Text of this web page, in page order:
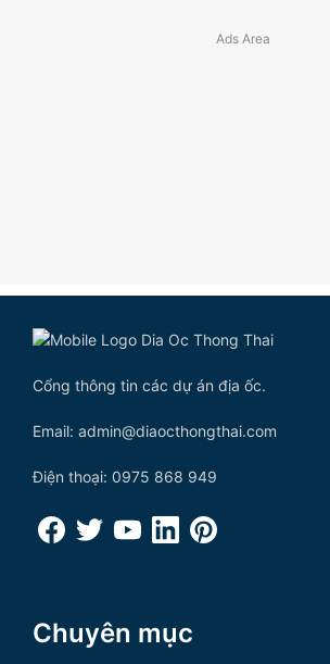
Cổng thông tin các dự án địa ốc.
Email: admin@diaocthongthai.com
Điện thoại: 0975 868 949
Chuyên mục